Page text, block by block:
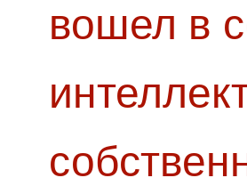
вошел в